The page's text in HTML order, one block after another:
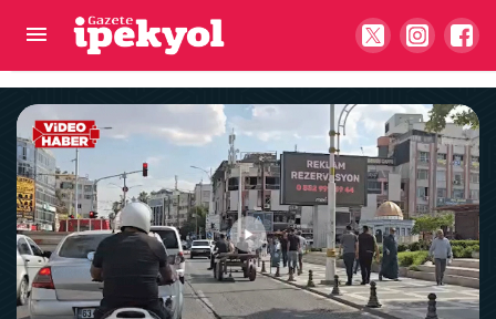
Şanlıurfa'dan Muş'a uzanan emek mesaisi:
Günde 20 tır yükleniyor